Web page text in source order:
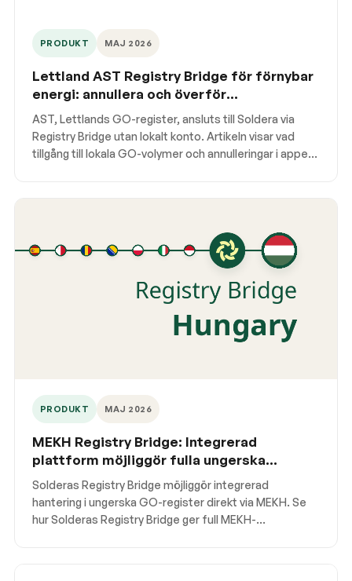
PRODUKT MAJ 2026
Lettland AST Registry Bridge för förnybar
energi: annullera och överför
ursprungsgarantier (GO) i AST med
Soldera
AST, Lettlands GO-register, ansluts till Soldera via
Registry Bridge utan lokalt konto. Artikeln visar vad
tillgång till lokala GO-volymer och annulleringar i appen
PRODUKT MAJ 2026
MEKH Registry Bridge: Integrerad
plattform möjliggör fulla ungerska
annulleringar via MEKH
Solderas Registry Bridge möjliggör integrerad
hantering i ungerska GO-register direkt via MEKH. Se
hur Solderas Registry Bridge ger full MEKH-